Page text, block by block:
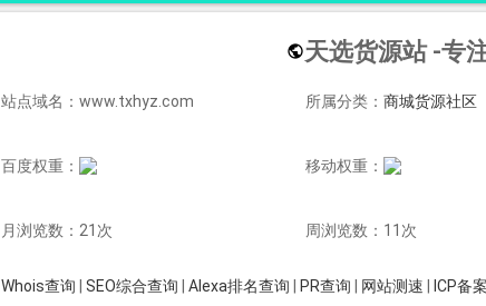
天选货源站 -专
站点域名：www.txhyz.com 所属分类：商城货源社区
百度权重： 移动权重：
月浏览数：21次 周浏览数：11次
Whois查询 SEO综合查询 Alexa排名查询 PR查询 网站测速 ICP备